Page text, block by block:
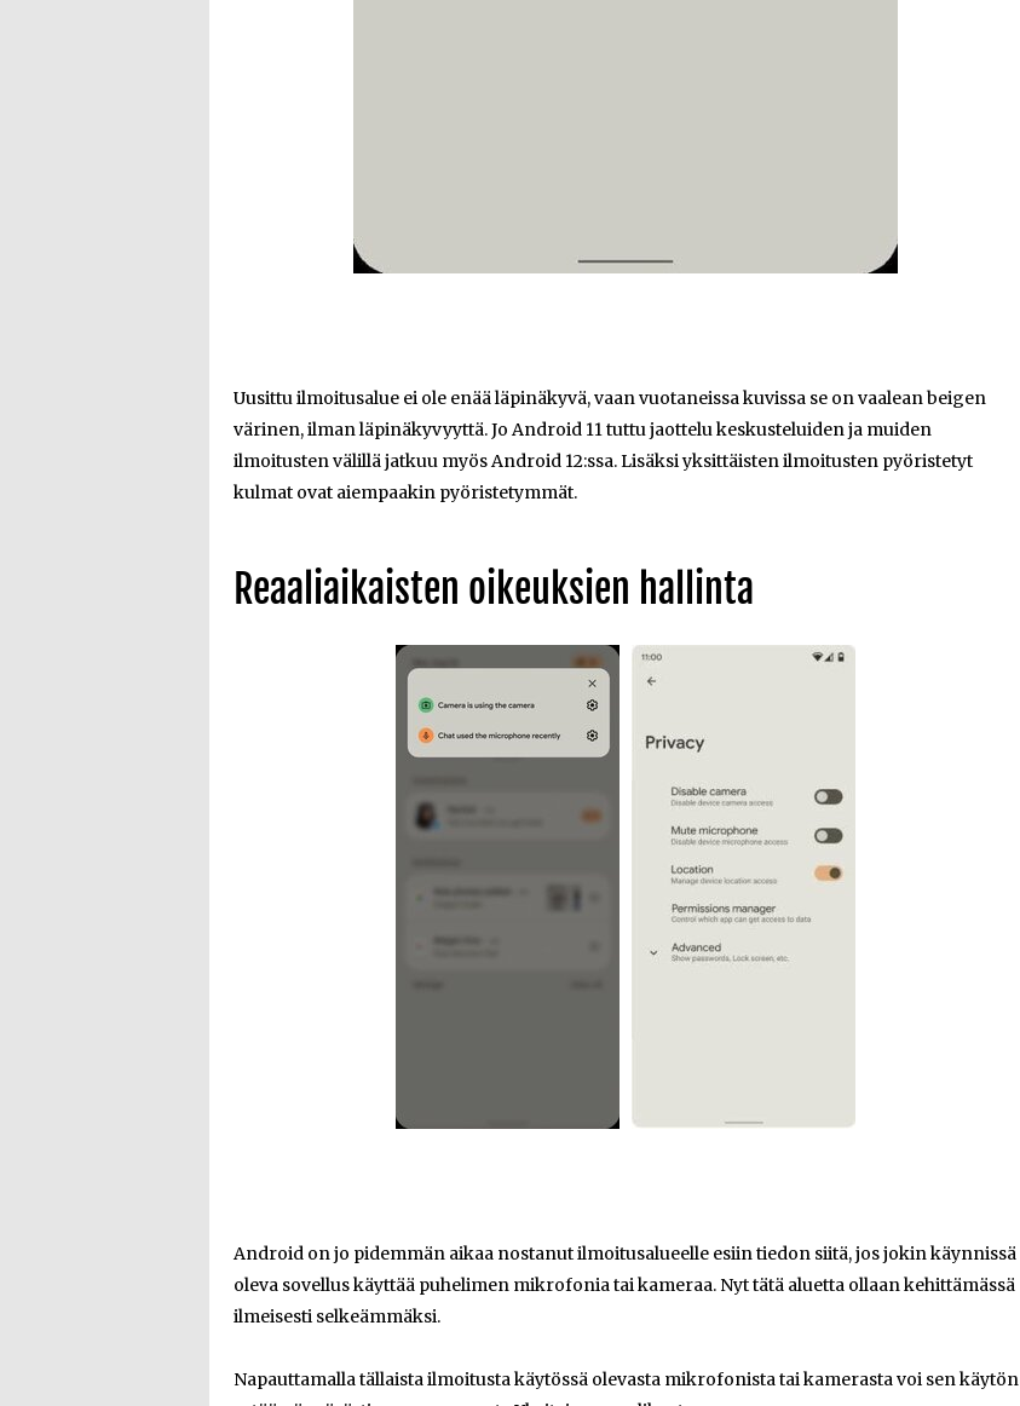
Uusittu ilmoitusalue ei ole enää läpinäkyvä, vaan vuotaneissa kuvissa se on vaalean beigen
värinen, ilman läpinäkyvyyttä. Jo Android 11 tuttu jaottelu keskusteluiden ja muiden
ilmoitusten välillä jatkuu myös Android 12:ssa. Lisäksi yksittäisten ilmoitusten pyöristetyt
kulmat ovat aiempaakin pyöristetymmät.
Reaaliaikaisten oikeuksien hallinta
Android on jo pidemmän aikaa nostanut ilmoitusalueelle esiin tiedon siitä, jos jokin käynnissä
oleva sovellus käyttää puhelimen mikrofonia tai kameraa. Nyt tätä aluetta ollaan kehittämässä
ilmeisesti selkeämmäksi.
Napauttamalla tällaista ilmoitusta käytössä olevasta mikrofonista tai kamerasta voi sen käytön